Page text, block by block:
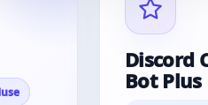
Discord
Bot Plus